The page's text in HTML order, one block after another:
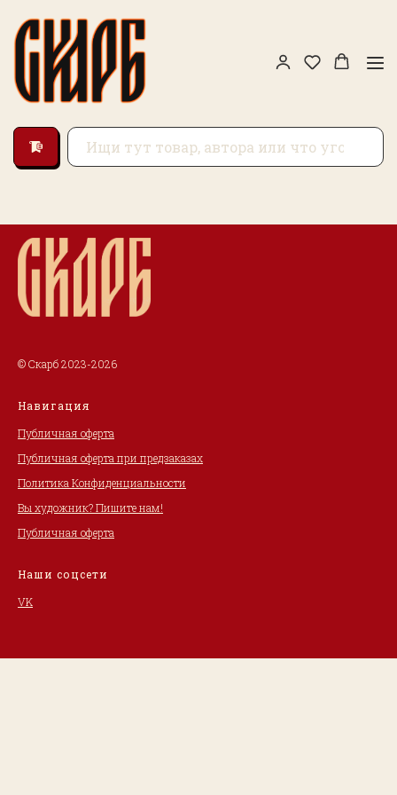
© Скарб 2023-2026
Навигация
Публичная оферта
Публичная оферта при предзаказах
Политика Конфиденциальности
Вы художник? Пишите нам!
Публичная оферта
Наши соцсети
VK